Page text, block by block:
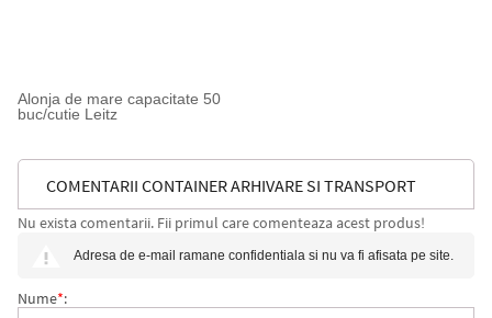
Alonja de mare capacitate 50
buc/cutie Leitz
COMENTARII CONTAINER ARHIVARE SI TRANSPORT
SPEEDBOX, CU CAPAC, CARTON, 100% RECICLAT,
Nu exista comentarii. Fii primul care comenteaza acest produs!
Adresa de e-mail ramane confidentiala si nu va fi afisata pe site.
Nume*: